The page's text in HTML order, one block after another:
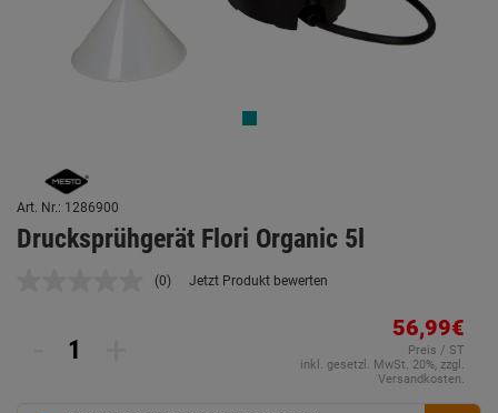
Art. Nr.: 1286900
Drucksprühgerät Flori Organic 5l
Kein
(0) Jetzt Produkt bewerten
56,99€
Preis / ST
inkl. gesetzl. MwSt. 20%, zzgl.
Versandkosten.